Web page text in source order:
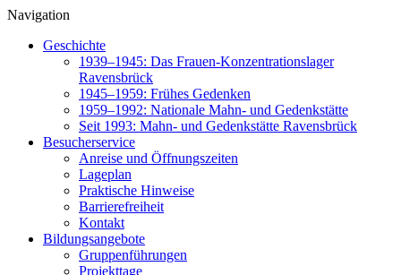
Navigation
Geschichte
1939–1945: Das Frauen-Konzentrationslager
Ravensbrück
1945–1959: Frühes Gedenken
1959–1992: Nationale Mahn- und Gedenkstätte
Seit 1993: Mahn- und Gedenkstätte Ravensbrück
Besucherservice
Anreise und Öffnungszeiten
Lageplan
Praktische Hinweise
Barrierefreiheit
Kontakt
Bildungsangebote
Gruppenführungen
Projekttage